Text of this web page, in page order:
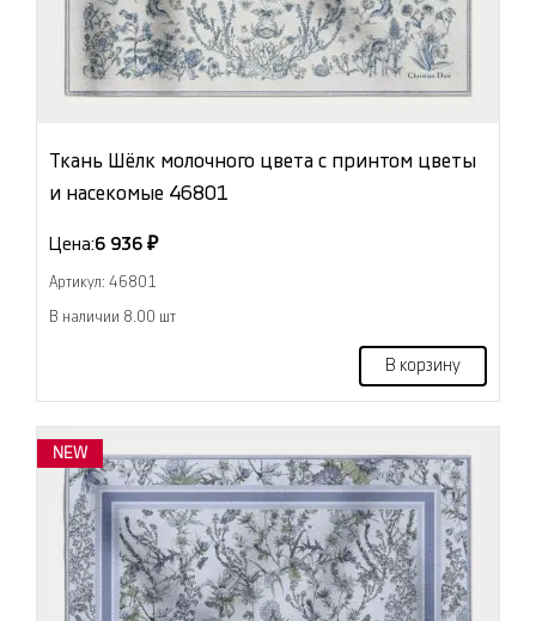
Ткань Шёлк молочного цвета с принтом цветы
и насекомые 46801
Цена:6 936 ₽
Артикул: 46801
В наличии 8.00 шт
В корзину
NEW